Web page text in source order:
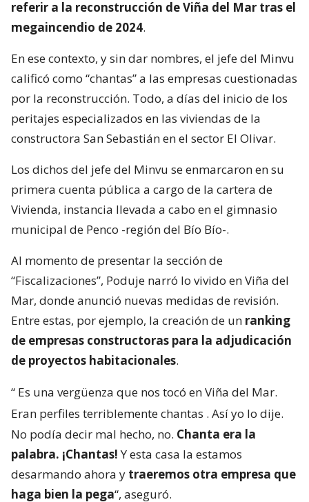
referir a la reconstrucción de Viña del Mar tras el
megaincendio de 2024.
En ese contexto, y sin dar nombres, el jefe del Minvu
calificó como “chantas” a las empresas cuestionadas
por la reconstrucción. Todo, a días del inicio de los
peritajes especializados en las viviendas de la
constructora San Sebastián en el sector El Olivar.
Los dichos del jefe del Minvu se enmarcaron en su
primera cuenta pública a cargo de la cartera de
Vivienda, instancia llevada a cabo en el gimnasio
municipal de Penco -región del Bío Bío-.
Al momento de presentar la sección de
“Fiscalizaciones”, Poduje narró lo vivido en Viña del
Mar, donde anunció nuevas medidas de revisión.
Entre estas, por ejemplo, la creación de un ranking
de empresas constructoras para la adjudicación
de proyectos habitacionales.
“ Es una vergüenza que nos tocó en Viña del Mar.
Eran perfiles terriblemente chantas . Así yo lo dije.
No podía decir mal hecho, no. Chanta era la
palabra. ¡Chantas!Y esta casa la estamos
desarmando ahora y traeremos otra empresa que
haga bien la pega“, aseguró.